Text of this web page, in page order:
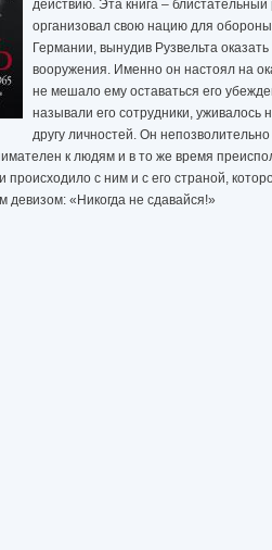
действию. Эта книга – блистательный
организовал свою нацию для
Германии, вынудив Рузвельта
вооружения. Именно он настоял на
не мешало ему оставаться его
называли его сотрудники, уживалось
другу личностей. Он
к людям и в то же время
с ним и с его страной,
девизом: «Никогда не сдавайся!»